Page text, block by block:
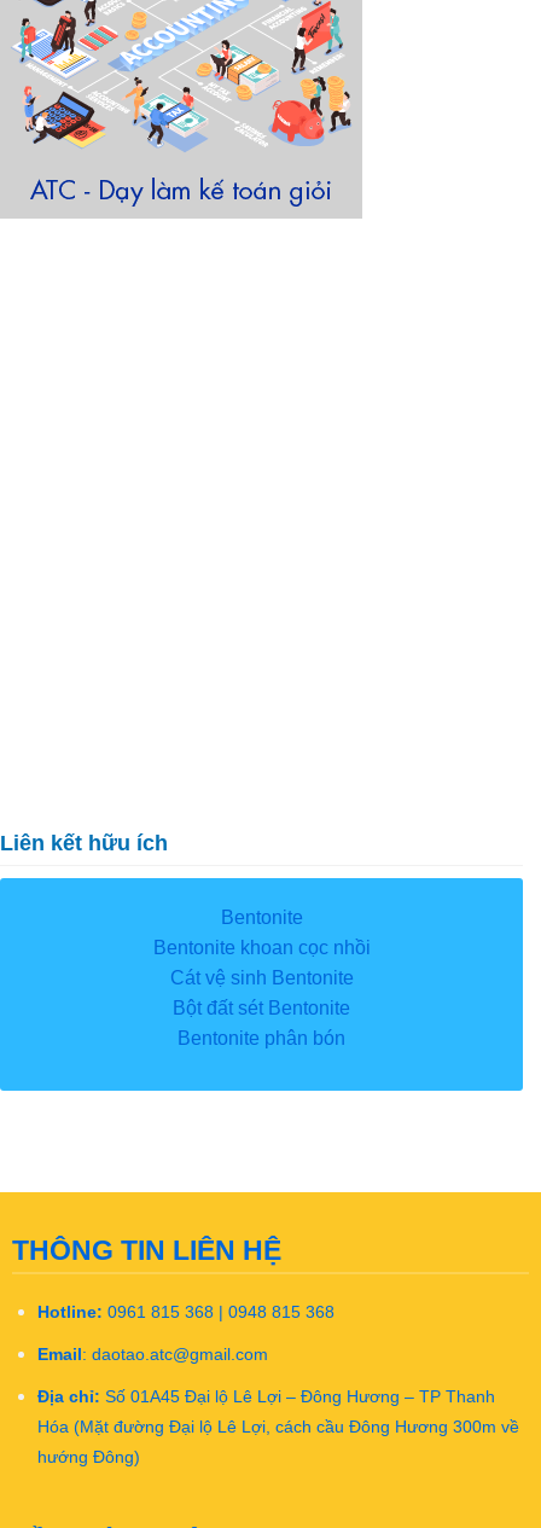
Liên kết hữu ích
Bentonite
Bentonite khoan cọc nhồi
Cát vệ sinh Bentonite
Bột đất sét Bentonite
Bentonite phân bón
THÔNG TIN LIÊN HỆ
Hotline: 0961 815 368 | 0948 815 368
Email : daotao.atc@gmail.com
Địa chỉ: Số 01A45 Đại lộ Lê Lợi – Đông Hương – TP Thanh
Hóa (Mặt đường Đại lộ Lê Lợi, cách cầu Đông Hương 300m về
hướng Đông)